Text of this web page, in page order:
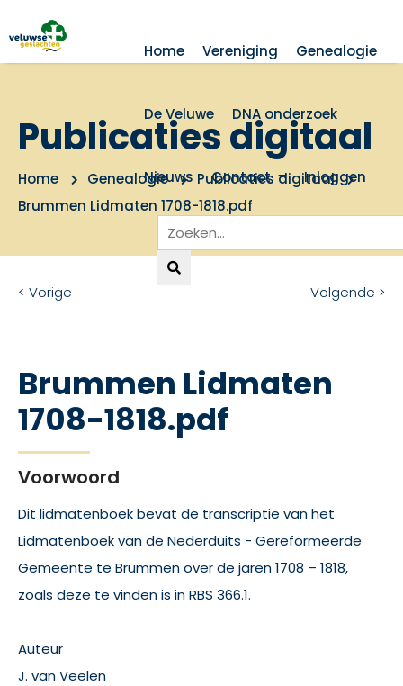
Home Vereniging Genealogie
De Veluwe DNA onderzoek
Nieuws Contact Inloggen
Publicaties digitaal
Home Genealogie
Publicaties digitaal
Brummen Lidmaten 1708-1818.pdf
< Vorige Volgende >
Brummen Lidmaten
1708-1818.pdf
Voorwoord
Dit lidmatenboek bevat de transcriptie van het
Lidmatenboek van de Nederduits - Gereformeerde
Gemeente te Brummen over de jaren 1708 – 1818,
zoals deze te vinden is in RBS 366.1.
Auteur
J. van Veelen